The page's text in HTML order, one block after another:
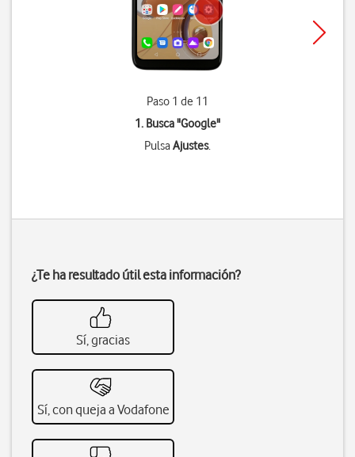
Paso 1 de 11
1. Busca "Google"
PulsaAjustes.
¿Te ha resultado útil esta información?
Sí, gracias
Sí, con queja a Vodafone